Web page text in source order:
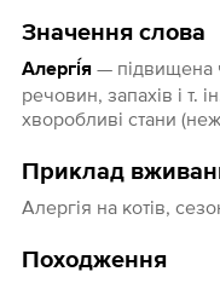
Значення слова
Алергі́я— підвищена
речовин, запахів і т.
хворобливі стани
Приклад
Алергія на котів,
Походження